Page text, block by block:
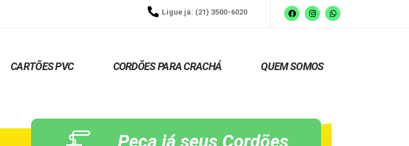
Ligue já: (21) 3500-6020
CARTÕES PVC CORDÕES PARA CRACHÁ QUEM SOMOS
Peça já seus Cordões